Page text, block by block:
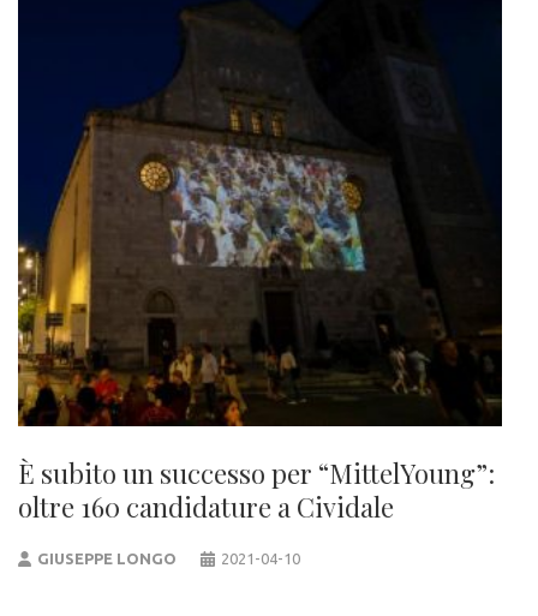
È subito un successo per “MittelYoung”:
oltre 160 candidature a Cividale
GIUSEPPE LONGO 2021-04-10